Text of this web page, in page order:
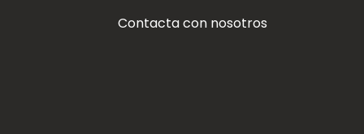
Contacta con nosotros